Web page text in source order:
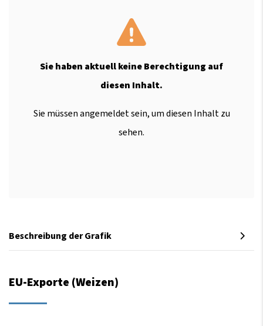
Sie haben aktuell keine Berechtigung auf
diesen Inhalt.
Sie müssen angemeldet sein, um diesen Inhalt zu
sehen.
Beschreibung der Grafik
EU-Exporte (Weizen)